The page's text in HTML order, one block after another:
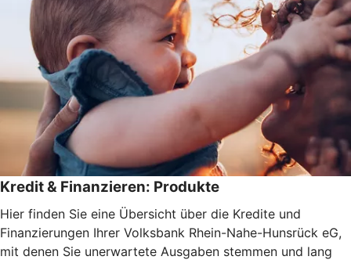
Kredit & Finanzieren: Produkte
Hier finden Sie eine Übersicht über die Kredite und
Finanzierungen Ihrer Volksbank Rhein-Nahe-Hunsrück eG,
mit denen Sie unerwartete Ausgaben stemmen und lang